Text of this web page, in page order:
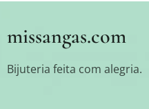
missangas.com
Bijuteria feita com alegria.